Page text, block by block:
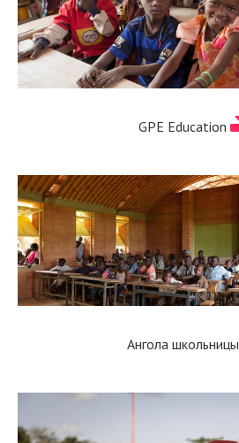
GPE Education
Ангола школьницы